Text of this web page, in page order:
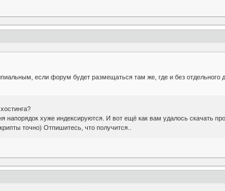
если форум будет размещаться там же, где и без отдельного
напорядок хуже индексируются. И вот ещё как вам удалось
точно) Отпишитесь, что получится..